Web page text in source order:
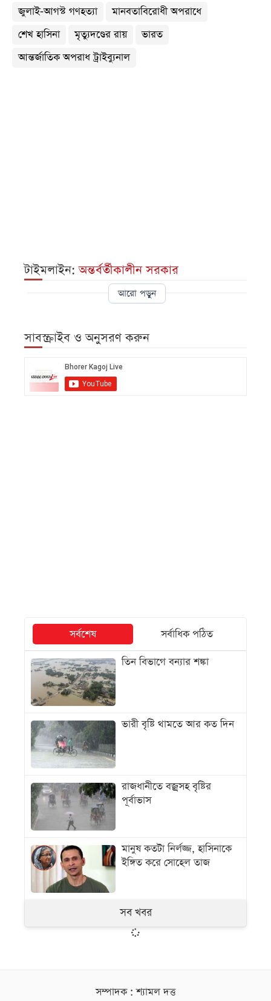
জুলাই-আগস্ট গণহত্যা
মানবতাবিরোধী অপরাধে
শেখ হাসিনা
মৃত্যুদণ্ডের রায়
ভারত
আন্তর্জাতিক অপরাধ ট্রাইব্যুনাল
টাইমলাইন:অন্তর্বর্তীকালীন সরকার
আরো পড়ুন
সাবস্ক্রাইব ও অনুসরণ করুন
সর্বশেষ
সর্বাধিক পঠিত
তিন বিভাগে বন্যার শঙ্কা
ভারী বৃষ্টি থামতে আর কত দিন
রাজধানীতে বজ্রসহ বৃষ্টির
পূর্বাভাস
মানুষ কতটা নির্লজ্জ, হাসিনাকে
ইঙ্গিত করে সোহেল তাজ
সব খবর
সম্পাদক : শ্যামল দত্ত